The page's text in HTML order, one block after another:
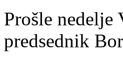
Prošle nedelje
predsednik